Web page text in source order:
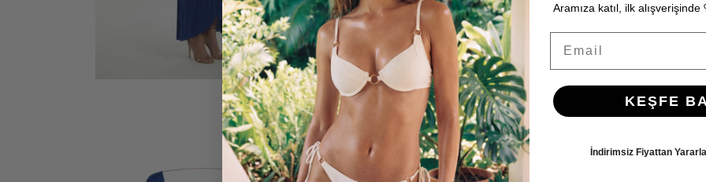
Aramıza katıl, ilk alışverişinde
KEŞFE
İndirimsiz Fiyattan